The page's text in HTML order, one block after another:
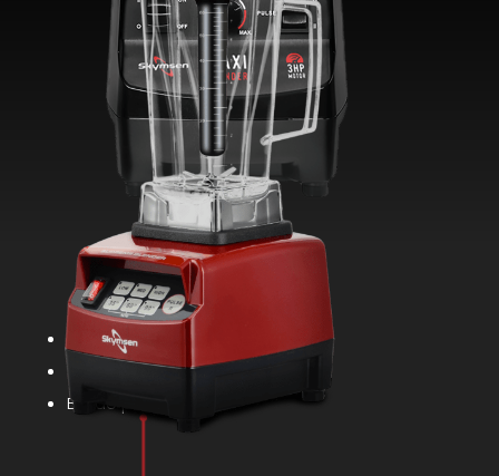
Liga / desliga
Variador de velocidade
Botão pulsar